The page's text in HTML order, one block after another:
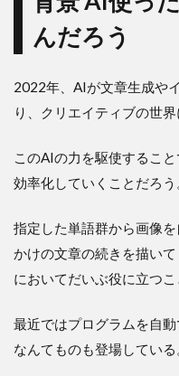
b
o
k
er
n
んだろう
2022年、AIが文章生成や
り、クリエイティブの世界
このAIの力を駆使するこ
効率化していくことだろう
指定した単語群から画像
かけの文章の続きを描いて
においてだいぶ役に立つこ
最近ではプログラムを自
なんてものも登場している